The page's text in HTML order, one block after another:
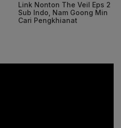
Link Nonton The Veil Eps 2
Sub Indo, Nam Goong Min
Cari Pengkhianat